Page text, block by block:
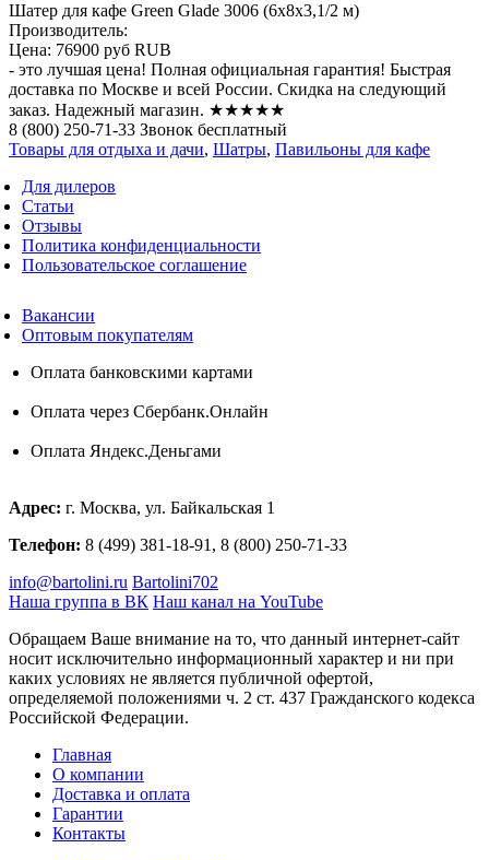
Шатер для кафе Green Glade 3006 (6x8x3,1/2 м)
Производитель:
Цена: 76900 руб RUB
- это лучшая цена! Полная официальная гарантия! Быстрая
доставка по Москве и всей России. Скидка на следующий
заказ. Надежный магазин. ★★★★★
8 (800) 250-71-33 Звонок бесплатный
Товары для отдыха и дачи, Шатры, Павильоны для кафе
Для дилеров
Статьи
Отзывы
Политика конфиденциальности
Пользовательское соглашение
Вакансии
Оптовым покупателям
Оплата банковскими картами
Оплата через Сбербанк.Онлайн
Оплата Яндекс.Деньгами
Адрес: г. Москва, ул. Байкальская 1
Телефон: 8 (499) 381-18-91, 8 (800) 250-71-33
info@bartolini.ru Bartolini702
Наша группа в ВК Наш канал на YouTube
Обращаем Ваше внимание на то, что данный интернет-сайт
носит исключительно информационный характер и ни при
каких условиях не является публичной офертой,
определяемой положениями ч. 2 ст. 437 Гражданского кодекса
Российской Федерации.
Главная
О компании
Доставка и оплата
Гарантии
Контакты